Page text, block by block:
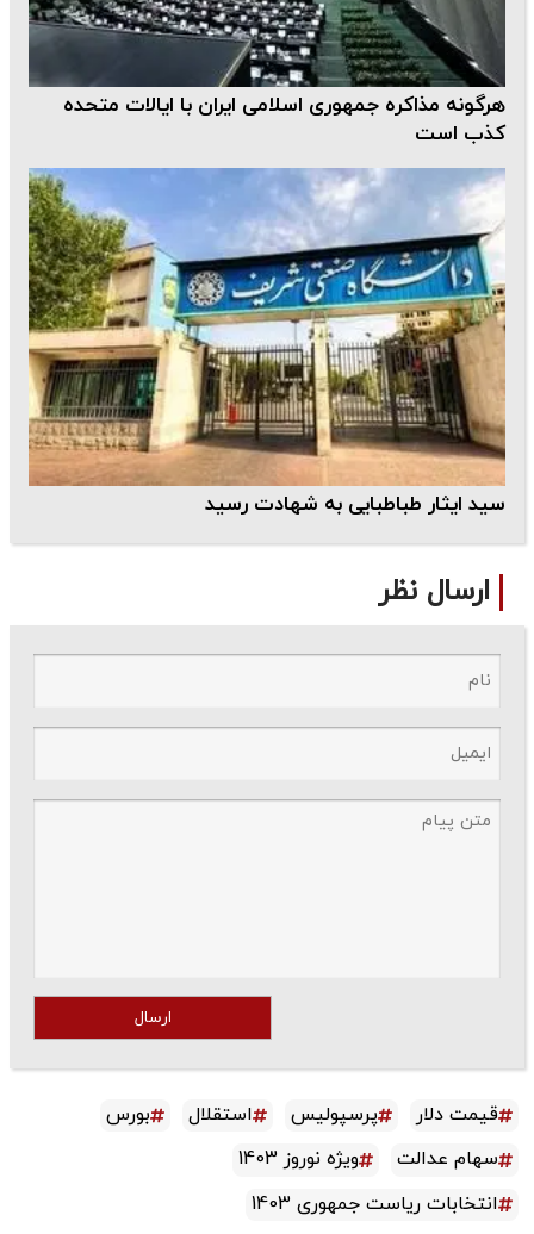
هرگونه مذاکره جمهوری اسلامی ایران با ایالات متحده
کذب است
سید ایثار طباطبایی به شهادت رسید
ارسال نظر
ارسال
قیمت دلار پرسپولیس استقلال
بورس
سهام عدالت
ویژه نوروز 1403
انتخابات ریاست جمهوری 1403